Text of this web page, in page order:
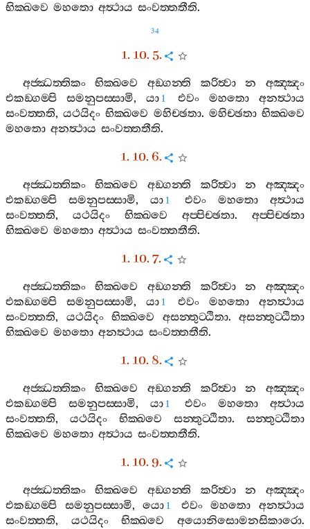
භික‍්ඛවෙ මහතො අත්‍ථාය සංවත‍්තතීති.
34
1. 10. 5.
අජ‍්ඣත‍්තිකං භික‍්ඛවෙ අඞ‍්ගන‍්ති කරිත්‍වා න
අඤ‍්ඤං
එකඞ‍්ගම‍්පි
සමනුපස‍්සාමි, යා 1 එවං මහතො
අනත්‍ථාය
සංවත‍්තති,යථයිදං භික‍්ඛවෙ මහිච‍්ඡතා. මහිච‍්ඡතා භික‍්ඛවෙ
මහතො අනත්‍ථාය සංවත‍්තතීති.
1. 10. 6.
අජ‍්ඣත‍්තිකං භික‍්ඛවෙ අඞ‍්ගන‍්ති කරිත්‍වා න
අඤ‍්ඤං
එකඞ‍්ගම‍්පි
සමනුපස‍්සාමි,යා 1 එවං මහතො
අත්‍ථාය
සංවත‍්තති, යථයිදං භික‍්ඛවෙ අප‍්පිච‍්ඡතා. අප‍්පිච‍්ඡතා
භික‍්ඛවෙ මහතො අත්‍ථාය සංවත‍්තතීති.
1. 10. 7.
අජ‍්ඣත‍්තිකං භික‍්ඛවෙ අඞ‍්ගන‍්ති කරිත්‍වා න
අඤ‍්ඤං
එකඞ‍්ගම‍්පි
සමනුපස‍්සාමි, යා 1 එවං මහතො
අනත්‍ථාය
සංවත‍්තති, යථයිදං භික‍්ඛවෙ අසන‍්තුට‍්ඨිතා. අසන‍්තුට‍්ඨිතා
භික‍්ඛවෙ මහතො අනත්‍ථාය සංවත‍්තතීති.
1. 10. 8.
අජ‍්ඣත‍්තිකං භික‍්ඛවෙ අඞ‍්ගන‍්ති කරිත්‍වා න
අඤ‍්ඤං
එකඞ‍්ගම‍්පි
සමනුපස‍්සාමි,යා 1 එවං මහතො
අත්‍ථාය
සංවත‍්තති, යථයිදං භික‍්ඛවෙ සන‍්තුට‍්ඨිතා. සන‍්තුට‍්ඨිතා
භික‍්ඛවෙ මහතො අත්‍ථාය සංවත‍්තතීති.
1. 10. 9.
අජ‍්ඣත‍්තිකං භික‍්ඛවෙ අඞ‍්ගන‍්ති කරිත්‍වා න
අඤ‍්ඤං
එකඞ‍්ගම‍්පි
සමනුපස‍්සාමි,යො 1 එවං මහතො
අනත්‍ථාය
සංවත‍්තති, යථයිදං භික‍්ඛවෙ අයොනිසොමනසිකාරො.